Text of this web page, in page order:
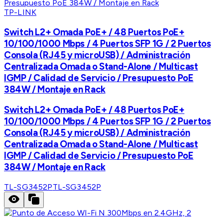
TP-LINK
Switch L2+ Omada PoE+ / 48 Puertos PoE+
10/100/1000 Mbps / 4 Puertos SFP 1G / 2 Puertos
Consola (RJ45 y microUSB) / Administración
Centralizada Omada o Stand-Alone / Multicast
IGMP / Calidad de Servicio / Presupuesto PoE
384W / Montaje en Rack
Switch L2+ Omada PoE+ / 48 Puertos PoE+
10/100/1000 Mbps / 4 Puertos SFP 1G / 2 Puertos
Consola (RJ45 y microUSB) / Administración
Centralizada Omada o Stand-Alone / Multicast
IGMP / Calidad de Servicio / Presupuesto PoE
384W / Montaje en Rack
TL-SG3452PTL-SG3452P